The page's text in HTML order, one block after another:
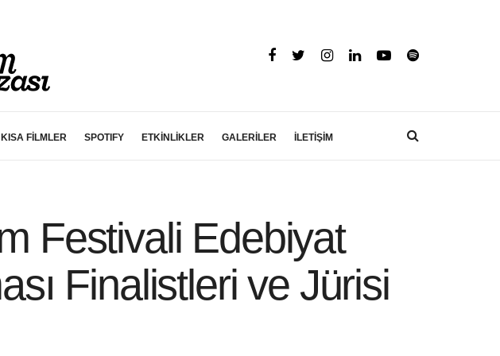
KISA FİLMLER SPOTIFY ETKİNLİKLER GALERİLER İLETİŞİM
Festivali Edebiyat
Finalistleri ve Jürisi